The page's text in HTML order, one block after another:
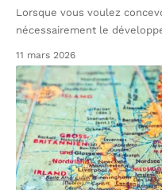
Lorsque vous voulez
nécessairement le
11 mars 2026